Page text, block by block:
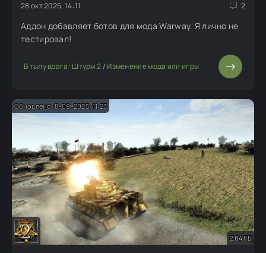
28 окт 2025, 14:11 2
Аддон добавляет ботов для мода Warway. Я лично не
тестировал!
В тылу врага: Штурм 2 / Изменение мода или игры
Обновлено: 8-09-2025, 11:23
2,84 ГБ